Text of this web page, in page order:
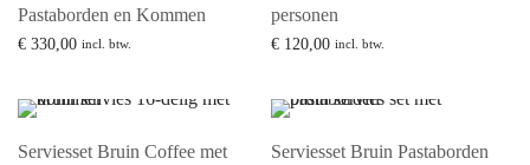
Pastaborden en Kommen
€ 330,00 incl. btw.
personen
€ 120,00 incl. btw.
Serviesset Bruin Coffee met
Serviesset Bruin Pastaborden